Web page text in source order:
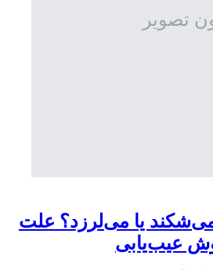
یا می‌لرزد؟ علت
عیب‌یابی